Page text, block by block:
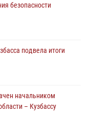
порядка на
на
безопасности
подвела итоги
начальником
– Кузбассу